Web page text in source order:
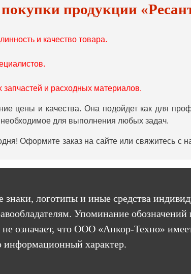
продукции
и качество товара.
и расходных материалов.
цены и качества. Она подойдет как для
для выполнения любых задач.
Оформите заказ на сайте или свяжитесь
знаки, логотипы и иные средства
Упоминание
означает, что ООО «Анкор-Техно»
информационный характер.